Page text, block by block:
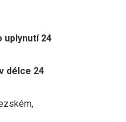
uplynutí 24
délce 24